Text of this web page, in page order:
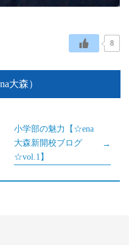
8
大森）
小学部の魅力【☆ena
大森新開校ブログ
☆vol.1】